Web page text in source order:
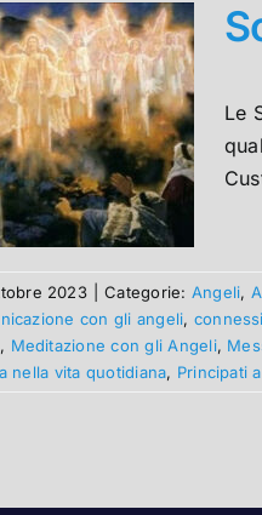
Le
2023 Categorie: Angeli,
con gli angeli,
, Meditazione con gli Angeli,
nella vita quotidiana, Principati